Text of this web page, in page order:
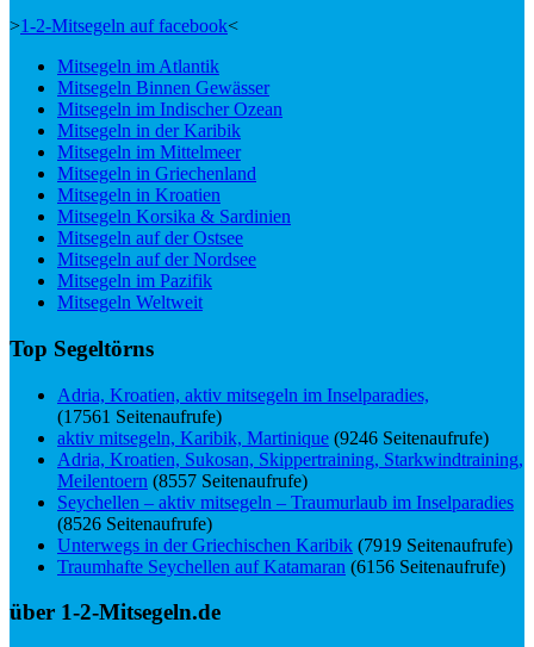
>1-2-Mitsegeln auf facebook<
Mitsegeln im Atlantik
Mitsegeln Binnen Gewässer
Mitsegeln im Indischer Ozean
Mitsegeln in der Karibik
Mitsegeln im Mittelmeer
Mitsegeln in Griechenland
Mitsegeln in Kroatien
Mitsegeln Korsika & Sardinien
Mitsegeln auf der Ostsee
Mitsegeln auf der Nordsee
Mitsegeln im Pazifik
Mitsegeln Weltweit
Top Segeltörns
Adria, Kroatien, aktiv mitsegeln im Inselparadies,
(17561 Seitenaufrufe)
aktiv mitsegeln, Karibik, Martinique (9246 Seitenaufrufe)
Adria, Kroatien, Sukosan, Skippertraining, Starkwindtraining,
Meilentoern (8557 Seitenaufrufe)
Seychellen – aktiv mitsegeln – Traumurlaub im Inselparadies
(8526 Seitenaufrufe)
Unterwegs in der Griechischen Karibik (7919 Seitenaufrufe)
Traumhafte Seychellen auf Katamaran (6156 Seitenaufrufe)
über 1-2-Mitsegeln.de